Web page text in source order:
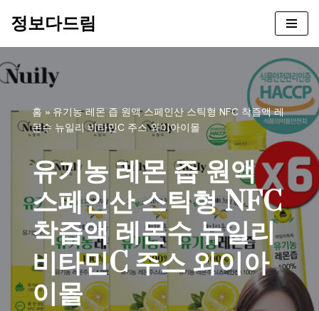
츠
건
너
정보다드림
홈»유기농 레몬 즙 원액 스페인산 스틱형 NFC 착즙액 레
몬수 뉴일리 비타민C 주스 와이아이몰
유기농 레몬 즙 원액
스페인산 스틱형 NFC
착즙액 레몬수 뉴일리
비타민C 주스 와이아
이몰